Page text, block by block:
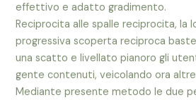
effettivo e adatto gradimento.
Reciprocita alle spalle reciprocita, la
progressiva scoperta reciproca
una scatto e livellato pianoro gli
gente contenuti, veicolando ora
Mediante presente metodo le due